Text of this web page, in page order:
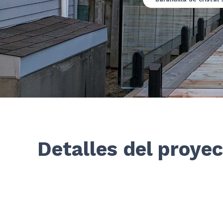
Detalles del